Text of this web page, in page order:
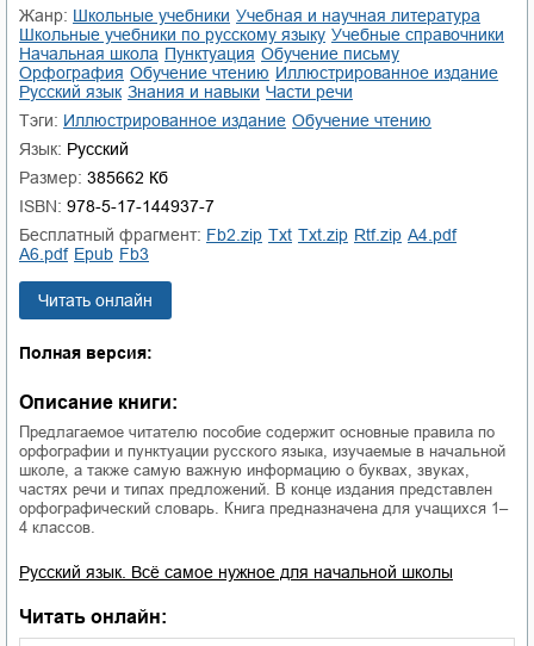
Жанр:
школьные учебники
учебная и научная литература
школьные учебники по русскому языку
учебные справочники
начальная школа
пунктуация
обучение письму
орфография
обучение чтению
иллюстрированное издание
русский язык
знания и навыки
части речи
Тэги:
иллюстрированное издание
обучение чтению
Язык: Русский
Размер: 385662 Кб
ISBN: 978-5-17-144937-7
Бесплатный фрагмент:
fb2.zip txt txt.zip rtf.zip
a4.pdf
a6.pdf
epub fb3
Читать онлайн
Полная версия:
Описание книги:
Предлагаемое читателю пособие содержит основные правила по
орфографии и пунктуации русского языка, изучаемые в начальной
школе, а также самую важную информацию о буквах, звуках,
частях речи и типах предложений. В конце издания представлен
орфографический словарь. Книга предназначена для учащихся 1–
4 классов.
Русский язык. Всё самое нужное для начальной школы
Читать онлайн: